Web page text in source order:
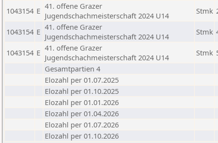
1043154 E 41. offene Grazer
Jugendschachmeisterschaft 2024 U14
Stmk
1043154 E 41. offene Grazer
Jugendschachmeisterschaft 2024 U14
Stmk
1043154 E 41. offene Grazer
Jugendschachmeisterschaft 2024 U14
Stmk
Gesamtpartien 4
Elozahl per 01.07.2025
Elozahl per 01.10.2025
Elozahl per 01.01.2026
Elozahl per 01.04.2026
Elozahl per 01.07.2026
Elozahl per 01.10.2026